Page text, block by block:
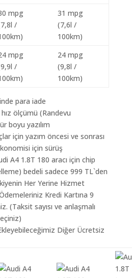
mpg
/
31 mpg
(7,6l /
100km)
mpg
/
24 mpg
(9,8l /
100km)
para iade
ölçümü (Randevu
boyu yazılım
için yazım öncesi ve sonrası
için sürüş
A4 1.8T 180 aracı için chip
bedeli sadece 999 TL`den
Her Yerine Hizmet
Kredi Kartına 9
(Taksit sayısı ve anlaşmalı
Diğer Ücretsiz